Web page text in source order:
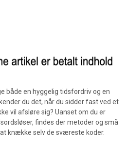
både en hyggelig tidsfordriv og en
du det, når du sidder fast ved et
vil afsløre sig? Uanset om du er
findes der metoder og små
knække selv de sværeste koder.